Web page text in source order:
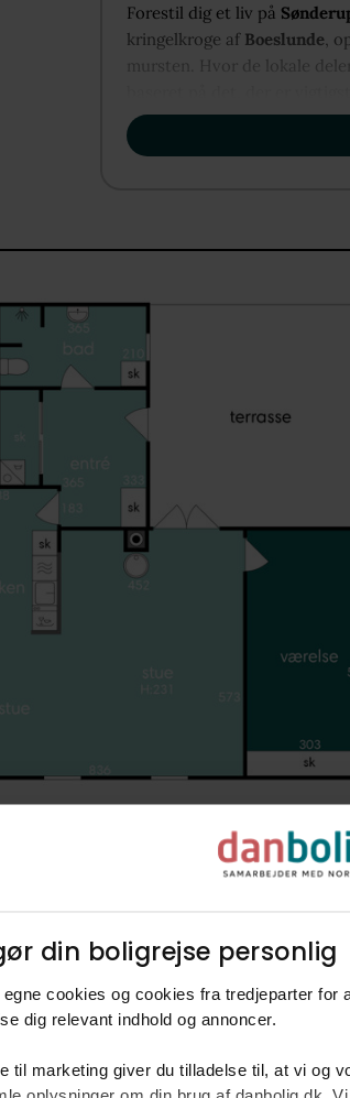
din boligrejse personlig​
cookies og cookies fra tredjeparter for
dig relevant indhold og annoncer.​
til marketing giver du tilladelse til, at vi og
Udendørs venter en stor
Her er der skabt hyggelige
Ejendommen er beliggende i
nem adgang til offenlig
Forestil dig et liv på
kringelkroge af Boeslunde,
mursten. Hvor de lokale
vise dig, hvordan